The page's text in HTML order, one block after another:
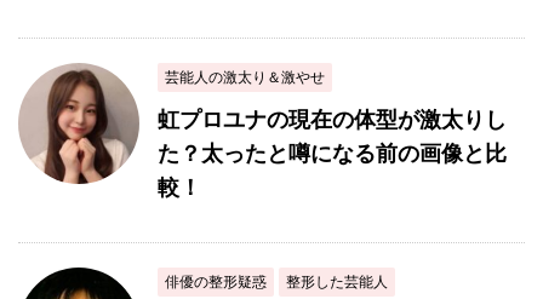
芸能人の激太り＆激やせ
虹プロユナの現在の体型が激太りし
た？太ったと噂になる前の画像と比
較！
俳優の整形疑惑
整形した芸能人